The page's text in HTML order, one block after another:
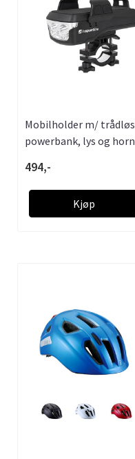
Mobilholder m/ trådløs
powerbank, lys og horn
494,-
Kjøp